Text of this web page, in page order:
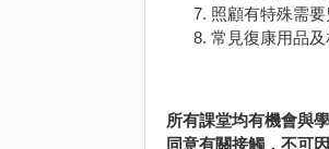
照顧有特殊需
常見復康用品
所有課堂均有機會與
同意有關接觸，不可